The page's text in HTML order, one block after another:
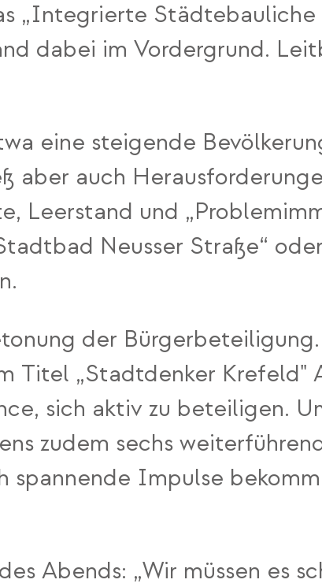
„Integrierte Städtebauliche
dabei im Vordergrund.
eine steigende
aber auch
Leerstand und
Neusser Straße“
der
Titel „Stadtdenker Krefeld"
sich aktiv zu beteiligen.
zudem sechs
Impulse
Abends: „Wir müssen es